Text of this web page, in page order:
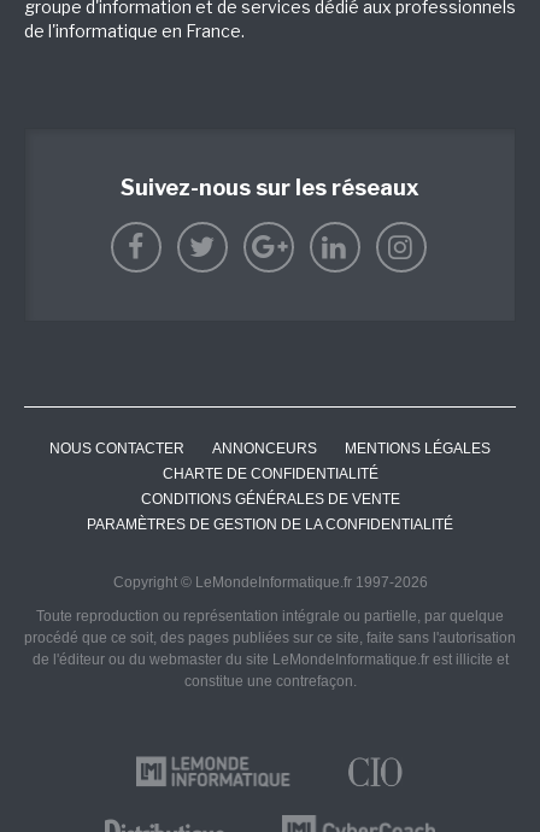
groupe d'information et de services dédié aux professionnels
de l'informatique en France.
Suivez-nous sur les réseaux
NOUS CONTACTER ANNONCEURS
MENTIONS LÉGALES
CHARTE DE CONFIDENTIALITÉ
CONDITIONS GÉNÉRALES DE VENTE
PARAMÈTRES DE GESTION DE LA CONFIDENTIALITÉ
Copyright © LeMondeInformatique.fr 1997-2026
Toute reproduction ou représentation intégrale ou partielle, par quelque
procédé que ce soit, des pages publiées sur ce site, faite sans l'autorisation
de l'éditeur ou du webmaster du site LeMondeInformatique.fr est illicite et
constitue une contrefaçon.